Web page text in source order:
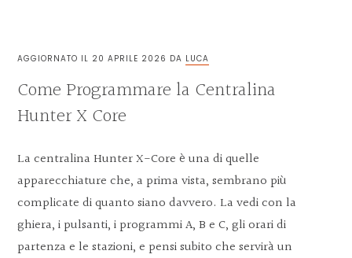
AGGIORNATO IL 20 APRILE 2026 DA LUCA
Come Programmare la Centralina
Hunter X Core​
La centralina Hunter X-Core è una di quelle
apparecchiature che, a prima vista, sembrano più
complicate di quanto siano davvero. La vedi con la
ghiera, i pulsanti, i programmi A, B e C, gli orari di
partenza e le stazioni, e pensi subito che servirà un